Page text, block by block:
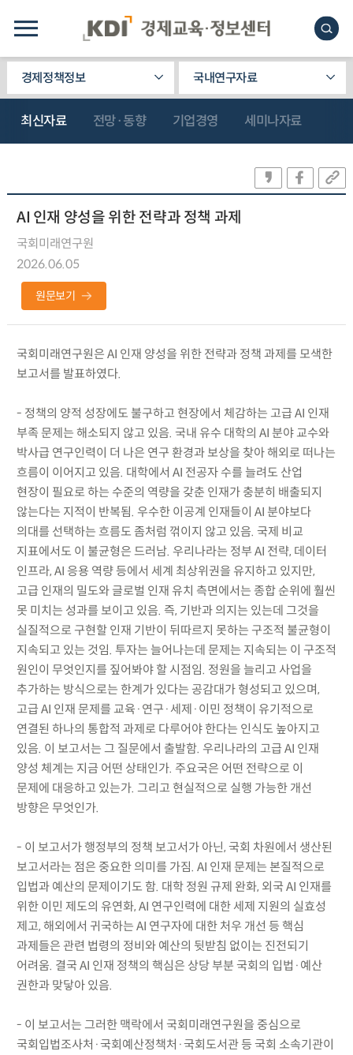
경제정책정보 국내연구자료
최신자료 전망·동향 기업경영 세미나자료
AI 인재 양성을 위한 전략과 정책 과제
국회미래연구원
2026.06.05
원문보기
국회미래연구원은 AI 인재 양성을 위한 전략과 정책 과제를 모색한
보고서를 발표하였다.
- 정책의 양적 성장에도 불구하고 현장에서 체감하는 고급 AI 인재
부족 문제는 해소되지 않고 있음. 국내 유수 대학의 AI 분야 교수와
박사급 연구인력이 더 나은 연구 환경과 보상을 찾아 해외로 떠나는
흐름이 이어지고 있음. 대학에서 AI 전공자 수를 늘려도 산업
현장이 필요로 하는 수준의 역량을 갖춘 인재가 충분히 배출되지
않는다는 지적이 반복됨. 우수한 이공계 인재들이 AI 분야보다
의대를 선택하는 흐름도 좀처럼 꺾이지 않고 있음. 국제 비교
지표에서도 이 불균형은 드러남. 우리나라는 정부 AI 전략, 데이터
인프라, AI 응용 역량 등에서 세계 최상위권을 유지하고 있지만,
고급 인재의 밀도와 글로벌 인재 유치 측면에서는 종합 순위에 훨씬
못 미치는 성과를 보이고 있음. 즉, 기반과 의지는 있는데 그것을
실질적으로 구현할 인재 기반이 뒤따르지 못하는 구조적 불균형이
지속되고 있는 것임. 투자는 늘어나는데 문제는 지속되는 이 구조적
원인이 무엇인지를 짚어봐야 할 시점임. 정원을 늘리고 사업을
추가하는 방식으로는 한계가 있다는 공감대가 형성되고 있으며,
고급 AI 인재 문제를 교육·연구·세제·이민 정책이 유기적으로
연결된 하나의 통합적 과제로 다루어야 한다는 인식도 높아지고
있음. 이 보고서는 그 질문에서 출발함. 우리나라의 고급 AI 인재
양성 체계는 지금 어떤 상태인가. 주요국은 어떤 전략으로 이
문제에 대응하고 있는가. 그리고 현실적으로 실행 가능한 개선
방향은 무엇인가.
- 이 보고서가 행정부의 정책 보고서가 아닌, 국회 차원에서 생산된
보고서라는 점은 중요한 의미를 가짐. AI 인재 문제는 본질적으로
입법과 예산의 문제이기도 함. 대학 정원 규제 완화, 외국 AI 인재를
위한 이민 제도의 유연화, AI 연구인력에 대한 세제 지원의 실효성
제고, 해외에서 귀국하는 AI 연구자에 대한 처우 개선 등 핵심
과제들은 관련 법령의 정비와 예산의 뒷받침 없이는 진전되기
어려움. 결국 AI 인재 정책의 핵심은 상당 부분 국회의 입법·예산
권한과 맞닿아 있음.
- 이 보고서는 그러한 맥락에서 국회미래연구원을 중심으로
국회입법조사처·국회예산정책처·국회도서관 등 국회 소속기관이